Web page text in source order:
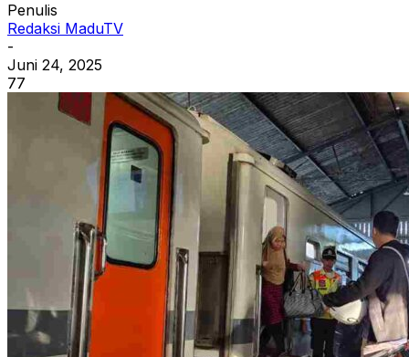
Penulis
Redaksi MaduTV
-
Juni 24, 2025
77